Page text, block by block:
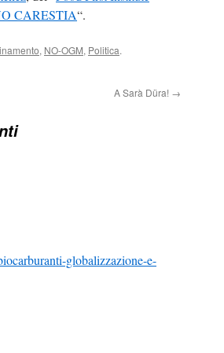
CARESTIA“.
, NO-OGM, Politica.
A Sarà Düra! →
globalizzazione-e-